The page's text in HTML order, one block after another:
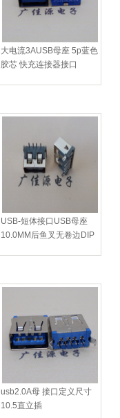
大电流3AUSB母座 5p蓝色
胶芯 快充连接器接口
USB-短体接口USB母座
10.0MM后鱼叉无卷边DIP
usb2.0A母 接口定义尺寸
10.5直立插